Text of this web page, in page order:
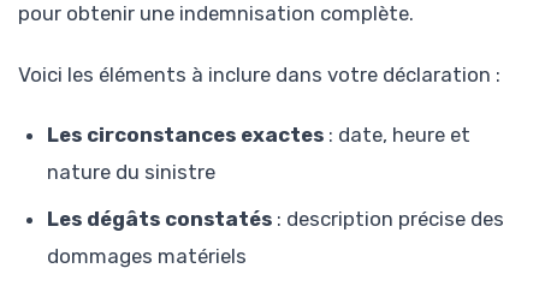
pour obtenir une indemnisation complète.
Voici les éléments à inclure dans votre déclaration :
Les circonstances exactes : date, heure et
nature du sinistre
Les dégâts constatés : description précise des
dommages matériels